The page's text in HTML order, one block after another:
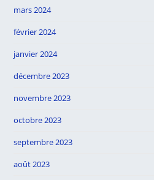
mars 2024
février 2024
janvier 2024
décembre 2023
novembre 2023
octobre 2023
septembre 2023
août 2023